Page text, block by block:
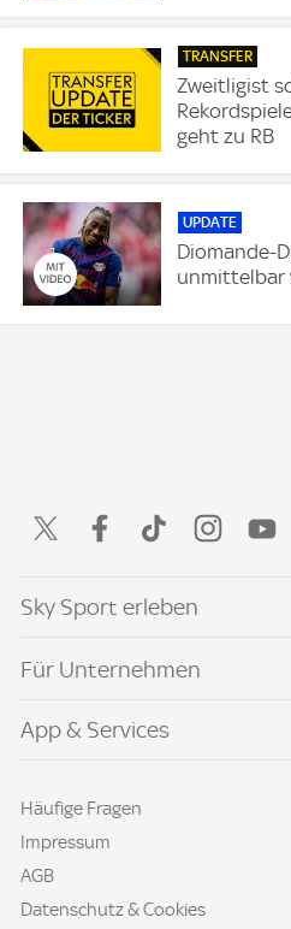
TRANSFER
Zweitligist
geht zu RB
UPDATE
Diomande-
unmittelbar
Sky Sport erleben
Für Unternehmen
App & Services
Häufige Fragen
Impressum
AGB
Datenschutz & Cookies